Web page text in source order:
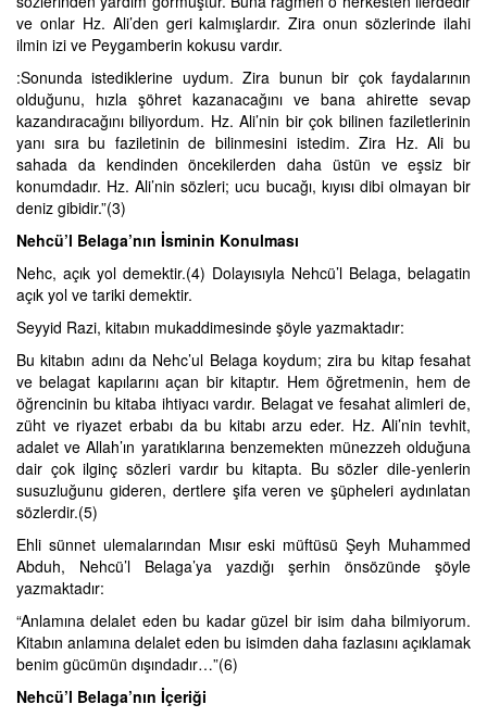
ve onlar Hz. Ali’den geri kalmışlardır. Zira onun sözlerinde ilahi
ilmin izi ve Peygamberin kokusu vardır.
:Sonunda istediklerine uydum. Zira bunun bir çok faydalarının
olduğunu, hızla şöhret kazanacağını ve bana ahirette sevap
kazandıracağını biliyordum. Hz. Ali’nin bir çok bilinen faziletlerinin
yanı sıra bu faziletinin de bilinmesini istedim. Zira Hz. Ali bu
sahada da kendinden öncekilerden daha üstün ve eşsiz bir
konumdadır. Hz. Ali’nin sözleri; ucu bucağı, kıyısı dibi olmayan bir
deniz gibidir.”(3)
Nehcü’l Belaga’nın İsminin Konulması
Nehc, açık yol demektir.(4) Dolayısıyla Nehcü’l Belaga, belagatin
açık yol ve tariki demektir.
Seyyid Razi, kitabın mukaddimesinde şöyle yazmaktadır:
Bu kitabın adını da Nehc’ul Belaga koydum; zira bu kitap fesahat
ve belagat kapılarını açan bir kitaptır. Hem öğretmenin, hem de
öğrencinin bu kitaba ihtiyacı vardır. Belagat ve fesahat alimleri de,
züht ve riyazet erbabı da bu kitabı arzu eder. Hz. Ali’nin tevhit,
adalet ve Allah’ın yaratıklarına benzemekten münezzeh olduğuna
dair çok ilginç sözleri vardır bu kitapta. Bu sözler dile-yenlerin
susuzluğunu gideren, dertlere şifa veren ve şüpheleri aydınlatan
sözlerdir.(5)
Ehli sünnet ulemalarından Mısır eski müftüsü Şeyh Muhammed
Abduh, Nehcü’l Belaga’ya yazdığı şerhin önsözünde şöyle
yazmaktadır:
“Anlamına delalet eden bu kadar güzel bir isim daha bilmiyorum.
Kitabın anlamına delalet eden bu isimden daha fazlasını açıklamak
benim gücümün dışındadır…”(6)
Nehcü’l Belaga’nın İçeriği